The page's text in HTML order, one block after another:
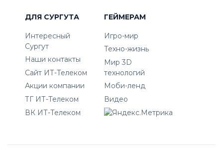
ДЛЯ СУРГУТА
Интересный
Сургут
Наши контакты
Сайт ИТ-Телеком
Акции компании
ТГ ИТ-Телеком
ВК ИТ-Телеком
ГЕЙМЕРАМ
Игро-мир
Техно-жизнь
Мир 3D
технологий
Моби-ленд
Видео